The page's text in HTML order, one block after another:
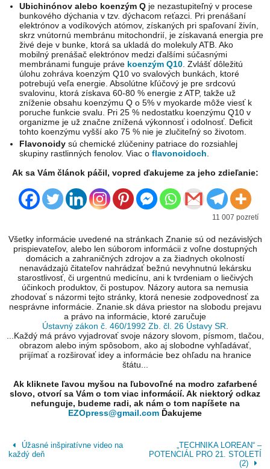
Ubichinónov alebo koenzým Q je nezastupiteľný v procese
bunkového dýchania v tzv. dýchacom reťazci. Pri prenášaní
elektrónov a vodíkových atómov, získaných pri spaľovaní živín,
skrz vnútornú membránu mitochondrií, je získavaná energia pre
živé deje v bunke, ktorá sa ukladá do molekuly ATB. Ako
mobilný prenášač elektrónov medzi ďalšími súčasnými
membránami funguje práve koenzým Q10 . Zvlášť dôležitú
úlohu zohráva koenzým Q10 vo svalových bunkách, ktoré
potrebujú veľa energie. Absolútne kľúčový je pre srdcovú
svalovinu, ktorá získava 60-80 % energie z ATP, takže už
zníženie obsahu koenzýmu Q o 5% v myokarde môže viesť k
poruche funkcie svalu. Pri 25 % nedostatku koenzýmu Q10 v
organizme je už značne znížená výkonnosť i odolnosť. Deficit
tohto koenzýmu vyšší ako 75 % nie je zlučiteľný so životom.
Flavonoidy sú chemické zlúčeniny patriace do rozsiahlej
skupiny rastlinných fenolov. Viac oflavonoidoch
Ak sa Vám článok páčil, vopred ďakujeme za jeho zdieľanie:
11 007 pozretí
Všetky informácie uvedené na stránkach Znanie sú od nezávislých
prispievateľov, alebo len súborom informácii z voľne dostupných
domácich a zahraničných zdrojov a za žiadnych okolností
nenavádzajú čitateľov nahrádzať bežnú nevyhnutnú lekársku
starostlivosť, či urgentnú medicínu, ani k tvrdeniam o liečivých
účinkoch produktov, či postupov. Názory autora sa nemusia
zhodovať s názormi tejto stránky, ktorá nenesie zodpovednosť za
nesprávne informácie. Znanie.sk dáva priestor na slobodu prejavu
a právo na informácie, ktoré zaručuje
Ústavný zákon č. 460/1992 Zb. čl. 26 Ústavy SR
...Každý má právo vyjadrovať svoje názory slovom, písmom, tlačou,
obrazom alebo iným spôsobom, ako aj slobodne vyhľadávať,
prijímať a rozširovať idey a informácie bez ohľadu na hranice
štátu...
Ak kliknete ľavou myšou na ľubovoľné na modro zafarbené
slovo, otvorí sa Vám o tom viac informácií. Ak niektorý odkaz
nefunguje, budeme radi, ak nám o tom napíšete na
EZOpress@gmail.com Ďakujeme
Úžasné inšpiratívne video na
každý deň
„TECHNIKA LOREAN“ –
POTENCIÁL PRO 21. STOLETÍ
(2)